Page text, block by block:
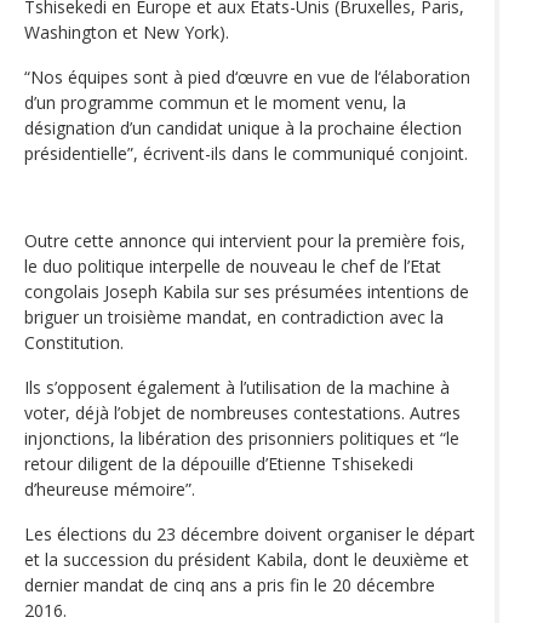
Tshisekedi en Europe et aux Etats-Unis (Bruxelles, Paris,
Washington et New York).
“Nos équipes sont à pied d‘œuvre en vue de l‘élaboration
d’un programme commun et le moment venu, la
désignation d’un candidat unique à la prochaine élection
présidentielle”, écrivent-ils dans le communiqué conjoint.
Outre cette annonce qui intervient pour la première fois,
le duo politique interpelle de nouveau le chef de l’Etat
congolais Joseph Kabila sur ses présumées intentions de
briguer un troisième mandat, en contradiction avec la
Constitution.
Ils s’opposent également à l’utilisation de la machine à
voter, déjà l’objet de nombreuses contestations. Autres
injonctions, la libération des prisonniers politiques et “le
retour diligent de la dépouille d’Etienne Tshisekedi
d’heureuse mémoire”.
Les élections du 23 décembre doivent organiser le départ
et la succession du président Kabila, dont le deuxième et
dernier mandat de cinq ans a pris fin le 20 décembre
2016.